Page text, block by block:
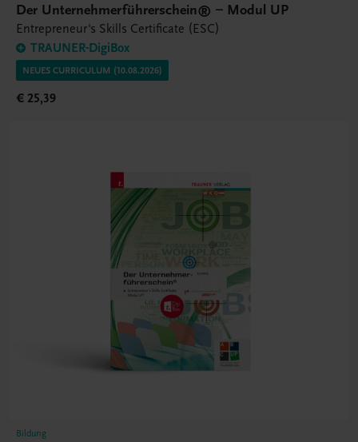
Der Unternehmerführerschein® – Modul UP
Entrepreneur's Skills Certificate (ESC)
TRAUNER-DigiBox
NEUES CURRICULUM (10.08.2026)
€ 25,39
Bildung